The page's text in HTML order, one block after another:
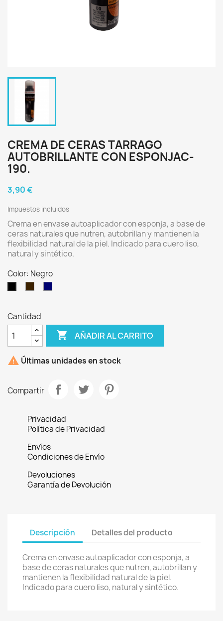
CREMA DE CERAS TARRAGO
AUTOBRILLANTE CON ESPONJAC-
190.
3,90 €
Impuestos incluidos
Crema en envase autoaplicador con esponja, a base de
ceras naturales que nutren, autobrillan y mantienen la
flexibilidad natural de la piel. Indicado para cuero liso,
natural y sintético.
Color: Negro
Cantidad
 AÑADIR AL CARRITO
 Últimas unidades en stock
Compartir
Privacidad
Política de Privacidad
Envíos
Condiciones de Envío
Devoluciones
Garantía de Devolución
Descripción Detalles del producto
Crema en envase autoaplicador con esponja, a
base de ceras naturales que nutren, autobrillan y
mantienen la flexibilidad natural de la piel.
Indicado para cuero liso, natural y sintético.